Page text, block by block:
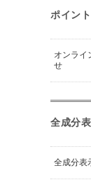
ポイント
オンライ
せ
全成分
全成分表